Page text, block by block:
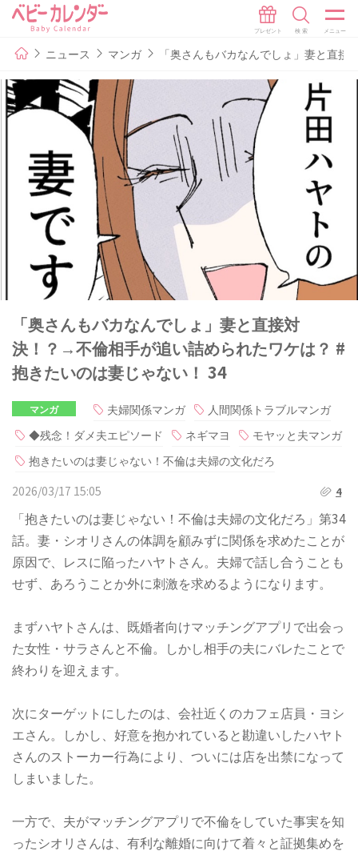
ニュース マンガ 「奥さんもバカなんでしょ」妻と直
「奥さんもバカなんでしょ」妻と直接対
決！？→不倫相手が追い詰められたワケは？ #
抱きたいのは妻じゃない！ 34
マンガ 夫婦関係マンガ
人間関係トラブルマンガ
◆残念！ダメ夫エピソード
ネギマヨ
モヤッと夫マンガ
抱きたいのは妻じゃない！不倫は夫婦の文化だろ
2026/03/17 15:05
4
「抱きたいのは妻じゃない！不倫は夫婦の文化だろ」第34
話。妻・シオリさんの体調を顧みずに関係を求めたことが
原因で、レスに陥ったハヤトさん。夫婦で話し合うことも
せず、あろうことか外に刺激を求めるようになります。
まずハヤトさんは、既婚者向けマッチングアプリで出会っ
た女性・サラさんと不倫。しかし相手の夫にバレたことで
終わりを迎えます。
次にターゲットにしたのは、会社近くのカフェ店員・ヨシ
エさん。しかし、好意を抱かれていると勘違いしたハヤト
さんのストーカー行為により、ついには店を出禁になって
しまいました。
一方で、夫がマッチングアプリで不倫をしていた事実を知
ったシオリさんは、有利な離婚に向けて着々と証拠集めを